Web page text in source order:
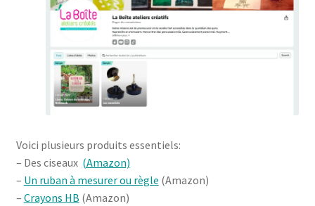
Voici plusieurs produits essentiels:
– Des ciseaux (Amazon)
– Un ruban à mesurer ou règle (Amazon)
– Crayons HB (Amazon)